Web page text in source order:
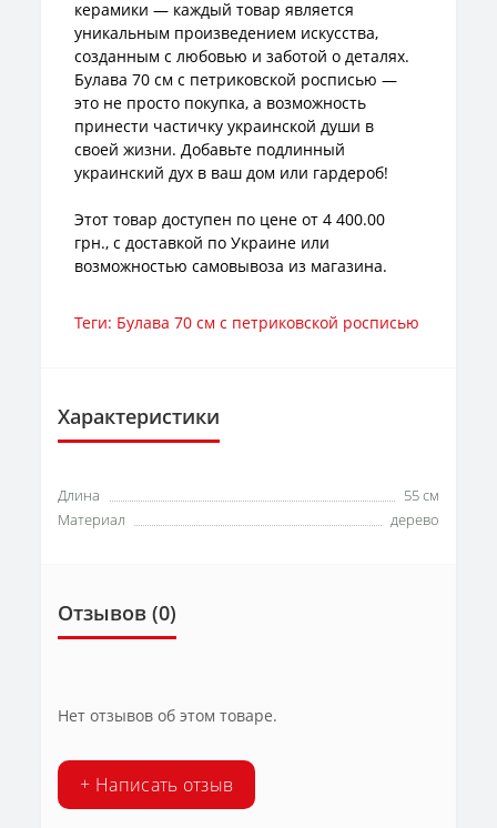
керамики — каждый товар является
уникальным произведением искусства,
созданным с любовью и заботой о деталях.
Булава 70 см с петриковской росписью —
это не просто покупка, а возможность
принести частичку украинской души в
своей жизни. Добавьте подлинный
украинский дух в ваш дом или гардероб!
Этот товар доступен по цене от 4 400.00
грн., с доставкой по Украине или
возможностью самовывоза из магазина.
Теги: Булава 70 см с петриковской росписью
Характеристики
Длина
55 см
Материал
дерево
Отзывов (0)
Нет отзывов об этом товаре.
+ Написать отзыв